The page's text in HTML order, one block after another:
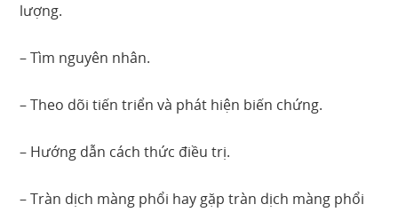
lượng.
– Tìm nguyên nhân.
– Theo dõi tiến triển và phát hiện biến chứng.
– Hướng dẫn cách thức điều trị.
– Tràn dịch màng phổi hay gặp tràn dịch màng phổi